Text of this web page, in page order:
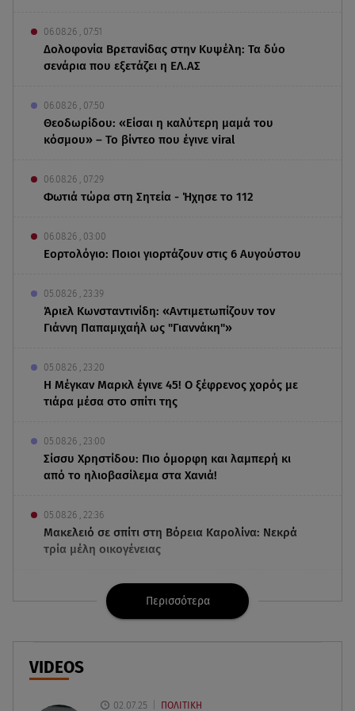
06.08.26 , 07:51
Δολοφονία Βρετανίδας στην Κυψέλη: Τα δύο
σενάρια που εξετάζει η ΕΛ.ΑΣ
06.08.26 , 07:50
Θεοδωρίδου: «Είσαι η καλύτερη μαμά του
κόσμου» – Το βίντεο που έγινε viral
06.08.26 , 07:29
Φωτιά τώρα στη Σητεία - Ήχησε το 112
06.08.26 , 03:00
Εορτολόγιο: Ποιοι γιορτάζουν στις 6 Αυγούστου
05.08.26 , 23:39
Άριελ Κωνσταντινίδη: «Αντιμετωπίζουν τον
Γιάννη Παπαμιχαήλ ως "Γιαννάκη"»
05.08.26 , 23:20
Η Μέγκαν Μαρκλ έγινε 45! Ο ξέφρενος χορός με
τιάρα μέσα στο σπίτι της
05.08.26 , 23:00
Σίσσυ Χρηστίδου: Πιο όμορφη και λαμπερή κι
από το ηλιοβασίλεμα στα Χανιά!
05.08.26 , 22:36
Μακελειό σε σπίτι στη Βόρεια Καρολίνα: Νεκρά
τρία μέλη οικογένειας
Αλεξάνδρα Νίκα: Η... χρυσή ώρα στο σκάφος με
την καλύτερη παρέα!
05.08.26 , 22:27
Πόρτο Ράφτη: Bίντεο Ντοκουμέντο Από Το
Θανατηφόρο Τροχαίο
Περισσότερα
VIDEOS
02.07.25 ΠΟΛΙΤΙΚΗ